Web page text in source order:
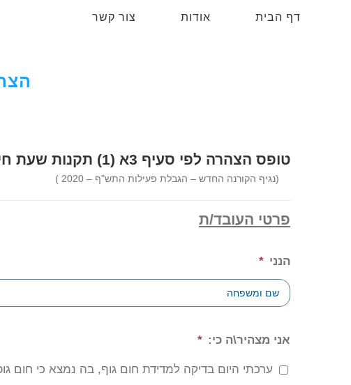
דף הבית אודות צור קשר
טופס הצהרה לפי סעיף 3א (1) תקנות שעת חירום
(נגיף הקורנה החדש – הגבלת פעילות התש"ף – 2020 )
פרטי העובד/ת
הנני *
אני מצהיר\ה כי: *
ערכתי היום בדיקה למדידת חום גוף, בה נמצא כי חום גופי אינו עולה